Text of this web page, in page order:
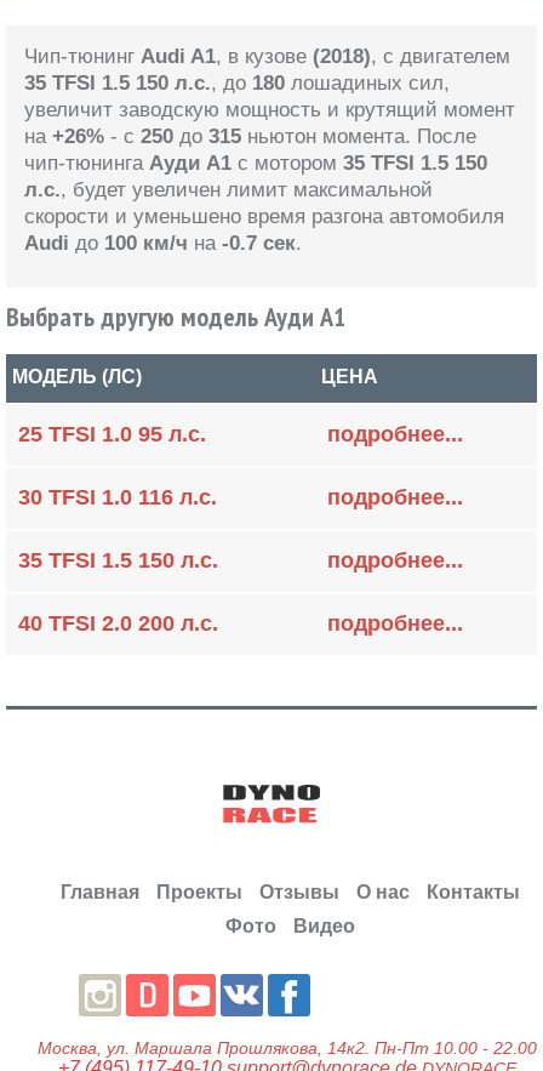
Чип-тюнинг Audi A1, в кузове (2018), с двигателем
35 TFSI 1.5 150 л.с., до 180 лошадиных сил,
увеличит заводскую мощность и крутящий момент
на +26% - с 250 до 315 ньютон момента. После
чип-тюнинга Ауди А1 с мотором 35 TFSI 1.5 150
л.с., будет увеличен лимит максимальной
скорости и уменьшено время разгона автомобиля
Audi до 100 км/ч на -0.7 сек.
Выбрать другую модель Ауди А1
МОДЕЛЬ (ЛС) ЦЕНА
25 TFSI 1.0 95 л.с. подробнее...
30 TFSI 1.0 116 л.с. подробнее...
35 TFSI 1.5 150 л.с. подробнее...
40 TFSI 2.0 200 л.с. подробнее...
Главная Проекты Отзывы О нас
Контакты
Фото
Видео
Москва , ул. Маршала Прошлякова, 14к2. Пн-Пт 10.00 - 22.00